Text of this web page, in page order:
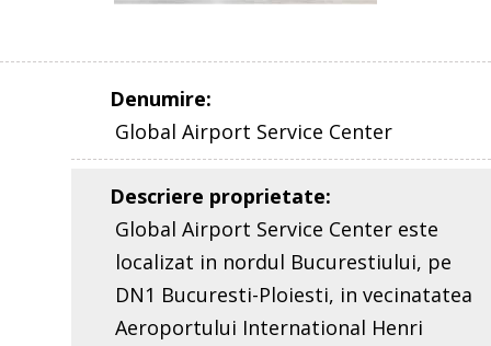
Denumire:
Global Airport Service Center
Descriere proprietate:
Global Airport Service Center este
localizat in nordul Bucurestiului, pe
DN1 Bucuresti-Ploiesti, in vecinatatea
Aeroportului International Henri